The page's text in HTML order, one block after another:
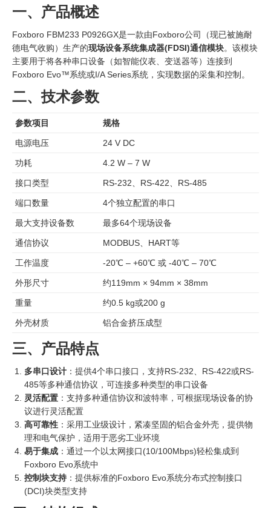
一、产品概述
Foxboro FBM233 P0926GX是一款由Foxboro公司（现已被施耐
德电气收购）生产的现场设备系统集成器(FDSI)通信模块。该模块
主要用于将各种串口设备（如智能仪表、变送器等）连接到
Foxboro Evo™系统或I/A Series系统，实现数据的采集和控制。
二、技术参数
参数项目 规格
电源电压 24 V DC
功耗 4.2 W – 7 W
接口类型 RS-232、RS-422、RS-485
端口数量 4个独立配置的串口
最大支持设备数 最多64个现场设备
通信协议 MODBUS、HART等
工作温度 -20℃ – +60℃ 或 -40℃ – 70℃
外形尺寸 约119mm × 94mm × 38mm
重量 约0.5 kg或200 g
外壳材质 铝合金挤压成型
三、产品特点
多串口设计 ：提供4个串口接口，支持RS-232、RS-422或RS-
485等多种通信协议，可连接多种类型的串口设备
灵活配置 ：支持多种通信协议和波特率，可根据现场设备的协
议进行灵活配置
高可靠性 ：采用工业级设计，紧凑坚固的铝合金外壳，提供物
理和电气保护，适用于恶劣工业环境
易于集成 ：通过一个以太网接口(10/100Mbps)轻松集成到
Foxboro Evo系统中
控制块支持 ：提供标准的Foxboro Evo系统分布式控制接口
(DCI)块类型支持